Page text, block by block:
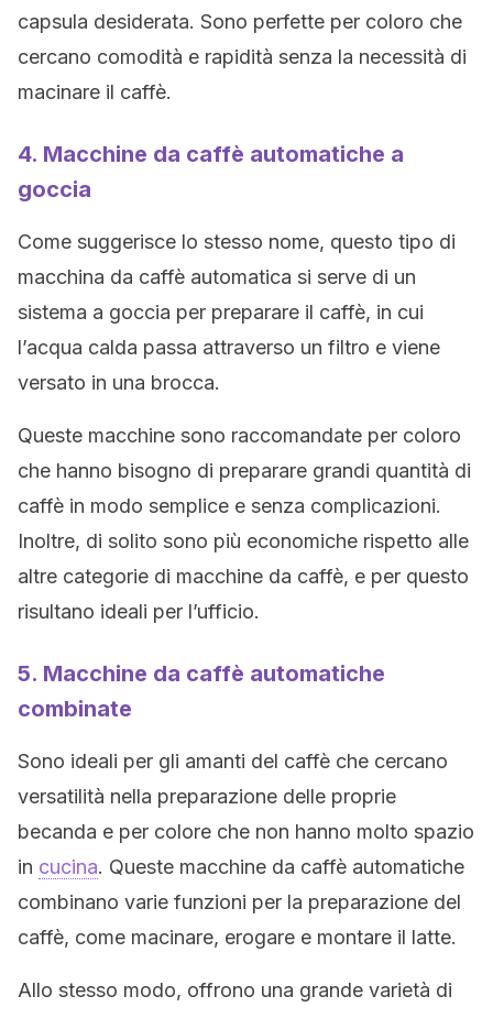
capsula desiderata. Sono perfette per coloro che
cercano comodità e rapidità senza la necessità di
macinare il caffè.
4. Macchine da caffè automatiche a
goccia
Come suggerisce lo stesso nome, questo tipo di
macchina da caffè automatica si serve di un
sistema a goccia per preparare il caffè, in cui
l’acqua calda passa attraverso un filtro e viene
versato in una brocca.
Queste macchine sono raccomandate per coloro
che hanno bisogno di preparare grandi quantità di
caffè in modo semplice e senza complicazioni.
Inoltre, di solito sono più economiche rispetto alle
altre categorie di macchine da caffè, e per questo
risultano ideali per l’ufficio.
5. Macchine da caffè automatiche
combinate
Sono ideali per gli amanti del caffè che cercano
versatilità nella preparazione delle proprie
becanda e per colore che non hanno molto spazio
in cucina. Queste macchine da caffè automatiche
combinano varie funzioni per la preparazione del
caffè, come macinare, erogare e montare il latte.
Allo stesso modo, offrono una grande varietà di